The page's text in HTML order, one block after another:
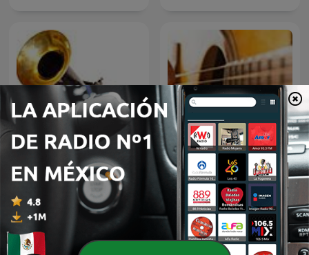
El fonógrafo una
revolución en el sonido
BOLEROS Y TRIOS
ROMANTICOS